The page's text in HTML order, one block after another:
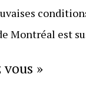
Montréal est
vous »